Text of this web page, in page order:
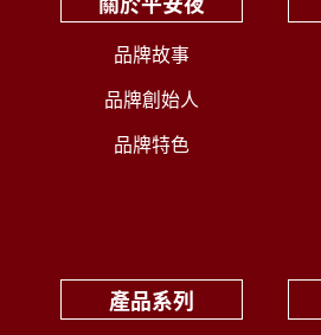
品牌故事
品牌創始人
品牌特色
產品系列